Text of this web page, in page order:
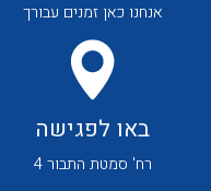
אנחנו כאן זמנים עבורך
באו לפגישה
רח' סמטת התבור 4